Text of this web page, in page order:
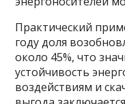
Практический
году доля
около 45%, что
устойчивость
воздействиям и